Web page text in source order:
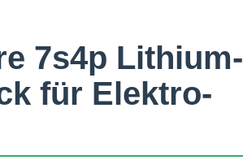
7s4p Lithium-
für Elektro-